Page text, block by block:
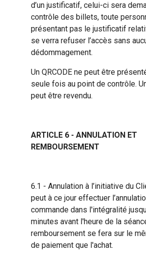
d’un justificatif, celui-ci sera
contrôle des billets, toute
présentant pas le justificatif
se verra refuser l’accès sans
dédommagement.
Un QRCODE ne peut être
seule fois au point de contrôle.
peut être revendu.
ARTICLE 6 - ANNULATION ET
REMBOURSEMENT
6.1 - Annulation à l’initiative du
peut à ce jour effectuer
commande dans l'intégralité
minutes avant l'heure de la
remboursement se fera sur le
de paiement que l'achat.